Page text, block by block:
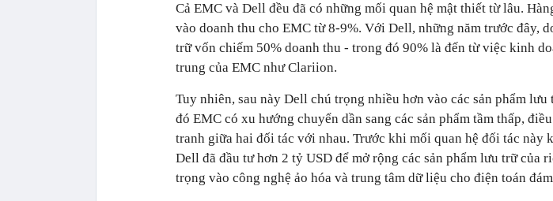
Cả EMC và Dell đều đã có những mối quan hệ mật thiết từ lâu.
vào doanh thu cho EMC từ 8-9%. Với Dell, những năm trước đây,
trữ vốn chiếm 50% doanh thu - trong đó 90% là đến từ việc kinh
trung của EMC như Clariion.
Tuy nhiên, sau này Dell chú trọng nhiều hơn vào các sản phẩm lưu
đó EMC có xu hướng chuyển dần sang các sản phẩm tầm thấp,
tranh giữa hai đối tác với nhau. Trước khi mối quan hệ đối tác này
Dell đã đầu tư hơn 2 tỷ USD để mở rộng các sản phẩm lưu trữ của
trọng vào công nghệ ảo hóa và trung tâm dữ liệu cho điện toán